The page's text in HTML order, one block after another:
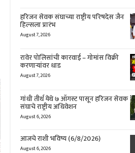
हरिजन सेवक संघाच्या राष्ट्रीय परिषदेस जैन
हिल्सला प्रारंभ
August 7, 2026
रावेर पोलिसांची कारवाई – गोमांस विक्री
करणाऱ्यांवर धाड
August 7, 2026
गांधी तीर्थ येथे ७ ऑगस्ट पासून हरिजन सेवक
संघाचे राष्ट्रीय अधिवेशन
August 6, 2026
आजचे राशी भविष्य (6/8/2026)
August 6, 2026